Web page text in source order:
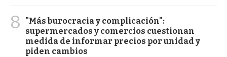
8
"Más burocracia y complicación":
supermercados y comercios cuestionan
medida de informar precios por unidad y
piden cambios